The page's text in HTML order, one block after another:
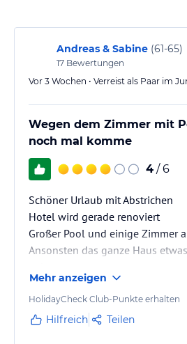
Hinweis: Verfasst von HolidayCheck
Angaben ohne Gewähr. Bitte lies vor
Andreas & Sabine (61-65)
17 Bewertungen
Vor 3 Wochen • Verreist als Paar im
Wegen dem Zimmer mit
noch mal komme
4 / 6
Schöner Urlaub mit Abstrichen
Hotel wird gerade renoviert
Großer Pool und einige Zimmer
Ansonsten das ganze Haus
Mehr anzeigen
HolidayCheck Club-Punkte erhalten
Hilfreich Teilen